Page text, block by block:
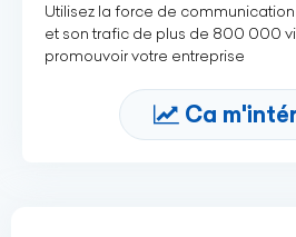
Utilisez la force de
et son trafic de plus de 800 000
promouvoir votre entreprise
Ca